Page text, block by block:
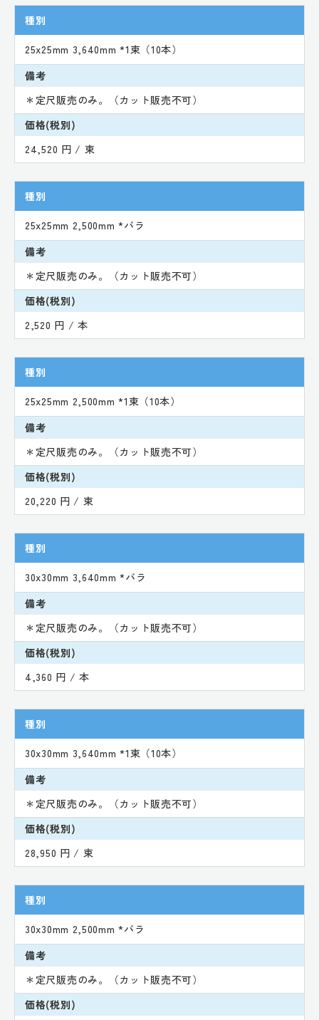
種別
25x25mm 3,640mm *1束（10本）
備考
＊定尺販売のみ。（カット販売不可）
価格(税別)
24,520 円 / 束
種別
25x25mm 2,500mm *バラ
備考
＊定尺販売のみ。（カット販売不可）
価格(税別)
2,520 円 / 本
種別
25x25mm 2,500mm *1束（10本）
備考
＊定尺販売のみ。（カット販売不可）
価格(税別)
20,220 円 / 束
種別
30x30mm 3,640mm *バラ
備考
＊定尺販売のみ。（カット販売不可）
価格(税別)
4,360 円 / 本
種別
30x30mm 3,640mm *1束（10本）
備考
＊定尺販売のみ。（カット販売不可）
価格(税別)
28,950 円 / 束
種別
30x30mm 2,500mm *バラ
備考
＊定尺販売のみ。（カット販売不可）
価格(税別)